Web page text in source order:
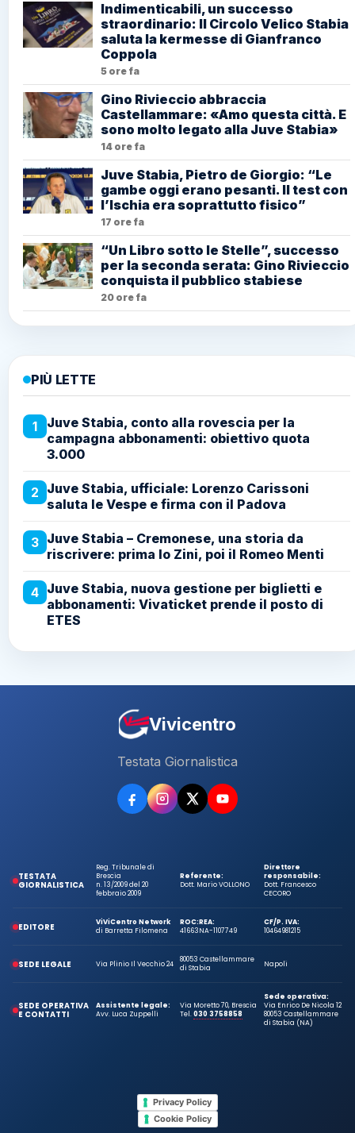
Indimenticabili, un successo
straordinario: Il Circolo Velico Stabia
saluta la kermesse di Gianfranco
Coppola
5 ore fa
Gino Rivieccio abbraccia
Castellammare: «Amo questa città. E
sono molto legato alla Juve Stabia»
14 ore fa
Juve Stabia, Pietro de Giorgio: “Le
gambe oggi erano pesanti. Il test con
l’Ischia era soprattutto fisico”
17 ore fa
“Un Libro sotto le Stelle”, successo
per la seconda serata: Gino Rivieccio
conquista il pubblico stabiese
20 ore fa
PIÙ LETTE
1
Juve Stabia, conto alla rovescia per la
campagna abbonamenti: obiettivo quota
3.000
2 Juve Stabia, ufficiale: Lorenzo Carissoni
saluta le Vespe e firma con il Padova
3 Juve Stabia – Cremonese, una storia da
riscrivere: prima lo Zini, poi il Romeo Menti
4 Juve Stabia, nuova gestione per biglietti e
abbonamenti: Vivaticket prende il posto di
ETES
Vivicentro
Testata Giornalistica
TESTATA
GIORNALISTICA
Reg. Tribunale di
Brescia
n. 13/2009 del 20
febbraio 2009
Referente:
Dott. Mario VOLLONO
Direttore
responsabile:
Dott. Francesco
CECORO
EDITORE
ViViCentro Network
di Barretta Filomena
ROC:
41663
REA:
NA-1107749
CF/P. IVA:
10464981215
SEDE LEGALE Via Plinio Il Vecchio 24
80053 Castellammare
di Stabia
Napoli
SEDE OPERATIVA
E CONTATTI
Assistente legale:
Avv. Luca Zuppelli
Via Moretto 70, Brescia
Tel.030 3758858
Sede operativa:
Via Enrico De Nicola 12
80053 Castellammare
di Stabia (NA)
Privacy Policy
Cookie Policy